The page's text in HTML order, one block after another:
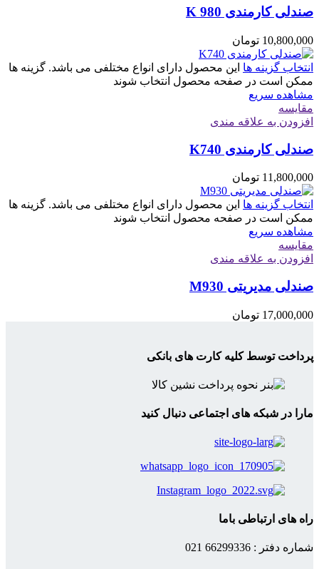
صندلی کارمندی K 980
10,800,000 تومان
انتخاب گزینه ها این محصول دارای انواع مختلفی می باشد. گزینه ها
ممکن است در صفحه محصول انتخاب شوند
مشاهده سریع
مقایسه
افزودن به علاقه مندی
صندلی کارمندی K740
11,800,000 تومان
انتخاب گزینه ها این محصول دارای انواع مختلفی می باشد. گزینه ها
ممکن است در صفحه محصول انتخاب شوند
مشاهده سریع
مقایسه
افزودن به علاقه مندی
صندلی مدیریتی M930
17,000,000 تومان
پرداخت توسط کلیه کارت های بانکی
مارا در شبکه های اجتماعی دنبال کنید
راه های ارتباطی باما
شماره دفتر : 66299336 021